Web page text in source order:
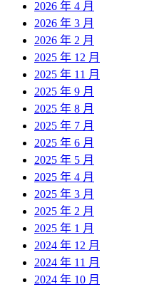
2026 年 4 月
2026 年 3 月
2026 年 2 月
2025 年 12 月
2025 年 11 月
2025 年 9 月
2025 年 8 月
2025 年 7 月
2025 年 6 月
2025 年 5 月
2025 年 4 月
2025 年 3 月
2025 年 2 月
2025 年 1 月
2024 年 12 月
2024 年 11 月
2024 年 10 月